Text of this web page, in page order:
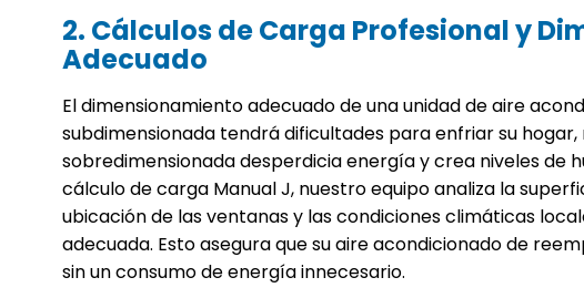
2. Cálculos de Carga Profesional y
Adecuado
El dimensionamiento adecuado de una unidad de aire
subdimensionada tendrá dificultades para enfriar su hogar,
sobredimensionada desperdicia energía y crea niveles de
cálculo de carga Manual J, nuestro equipo analiza la
ubicación de las ventanas y las condiciones climáticas
adecuada. Esto asegura que su aire acondicionado de
sin un consumo de energía innecesario.